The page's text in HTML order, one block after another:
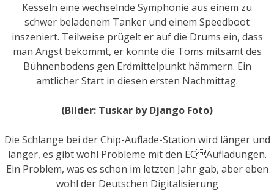
Kesseln eine wechselnde Symphonie aus einem zu
schwer beladenem Tanker und einem Speedboot
inszeniert. Teilweise prügelt er auf die Drums ein, dass
man Angst bekommt, er könnte die Toms mitsamt des
Bühnenbodens gen Erdmittelpunkt hämmern. Ein
amtlicher Start in diesen ersten Nachmittag.
(Bilder: Tuskar by Django Foto)
Die Schlange bei der Chip-Auflade-Station wird länger und
länger, es gibt wohl Probleme mit den ECAufladungen.
Ein Problem, was es schon im letzten Jahr gab, aber eben
wohl der Deutschen Digitalisierung